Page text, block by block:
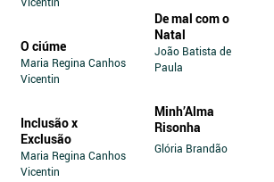
O ciúme
Maria Regina Canhos
Vicentin
Inclusão x
Exclusão
Maria Regina Canhos
Vicentin
De mal com o
Natal
João Batista de
Paula
Minh’Alma
Risonha
Glória Brandão